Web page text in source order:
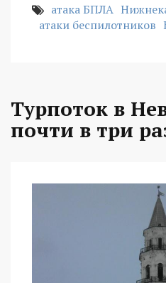
атака БПЛА
атаки беспилотников
Турпоток в
почти в три